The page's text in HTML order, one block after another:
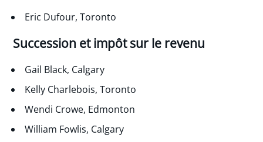
Eric Dufour, Toronto
Succession et impôt sur le revenu
Gail Black, Calgary
Kelly Charlebois, Toronto
Wendi Crowe, Edmonton
William Fowlis, Calgary